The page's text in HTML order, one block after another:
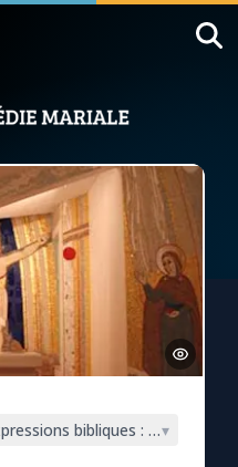
bibliques : serviteur,
▾